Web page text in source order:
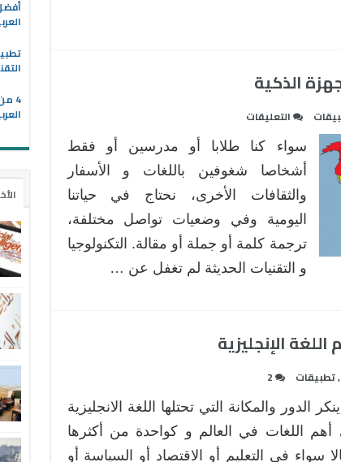
التعليقات
من
أفضل
تطبيقات
للأجهزة
الذكية
مغلقة
سواء كنا طلابا أو مدرسين أو فقط
أشخاصا شغوفين باللغات و الأسفار
والثقافات الأخرى، نحتاج في حياتنا
اليومية وفي وضعيات تواصل مختلفة،
ترجمة كلمة أو جملة أو مقالة. التكنولوجيا
و التقنيات الحديثة لم تغفل عن …
,تطبيقات 2
الدور والمكانة التي تحتلها اللغة الانجليزية
أهم اللغات في العالم و كواحدة من أكثرها
سواء في التعليم أو الاقتصاد أو السياسة أو
4